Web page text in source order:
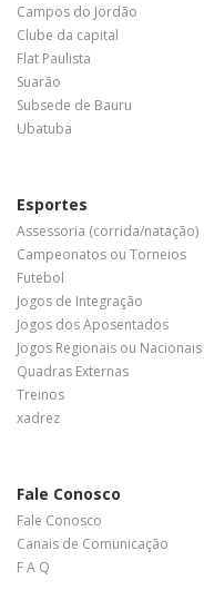
Campos do Jordão
Clube da capital
Flat Paulista
Suarão
Subsede de Bauru
Ubatuba
Esportes
Assessoria (corrida/natação)
Campeonatos ou Torneios
Futebol
Jogos de Integração
Jogos dos Aposentados
Jogos Regionais ou Nacionais
Quadras Externas
Treinos
xadrez
Fale Conosco
Fale Conosco
Canais de Comunicação
F A Q